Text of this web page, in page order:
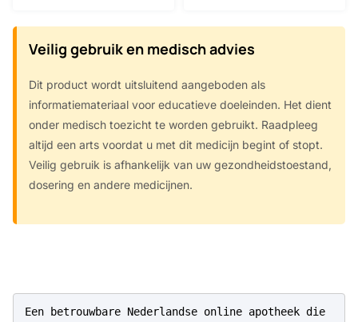
Veilig gebruik en medisch advies
Dit product wordt uitsluitend aangeboden als
informatiemateriaal voor educatieve doeleinden. Het dient
onder medisch toezicht te worden gebruikt. Raadpleeg
altijd een arts voordat u met dit medicijn begint of stopt.
Veilig gebruik is afhankelijk van uw gezondheidstoestand,
dosering en andere medicijnen.
Een betrouwbare Nederlandse online apotheek die